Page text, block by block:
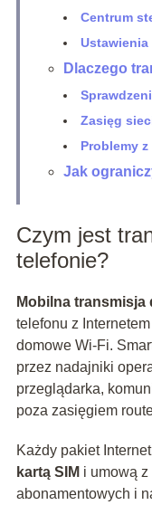
Centrum
Dlaczego
Zasięg
Problemy
Jak
Czym jest
telefonie?
Mobilna transmisja
telefonu z
domowe Wi‑Fi.
przez nadajniki
przeglądarka,
poza zasięgiem
Każdy pakiet
kartą SIM i umową z
abonamentowych i